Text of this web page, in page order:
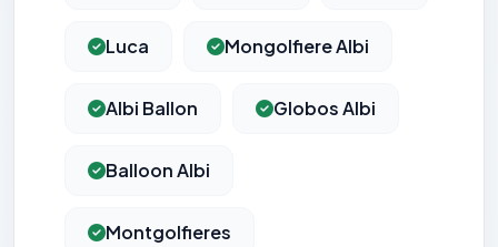
Luca Mongolfiere Albi
Albi Ballon Globos Albi
Balloon Albi
Montgolfieres